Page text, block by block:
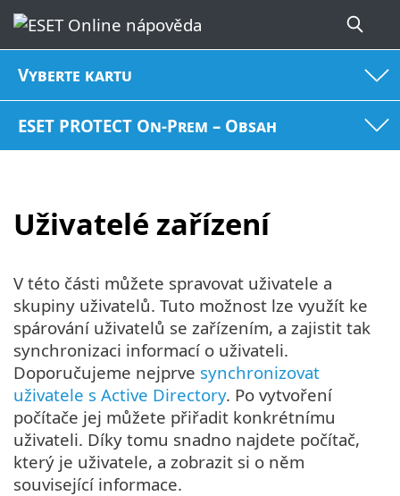
Vyberte kartu
ESET PROTECT On-Prem – Obsah
Uživatelé zařízení
V této části můžete spravovat uživatele a
skupiny uživatelů. Tuto možnost lze využít ke
spárování uživatelů se zařízením, a zajistit tak
synchronizaci informací o uživateli.
Doporučujeme nejprve synchronizovat
uživatele s Active Directory. Po vytvoření
počítače jej můžete přiřadit konkrétnímu
uživateli. Díky tomu snadno najdete počítač,
který je uživatele, a zobrazit si o něm
související informace.